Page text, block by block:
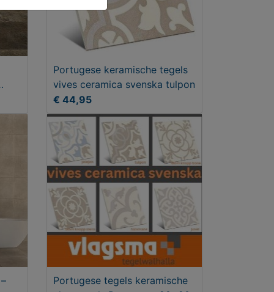
Portugese keramische tegels
vives ceramica svenska tulpon
€ 44,95
Portugese tegels keramische